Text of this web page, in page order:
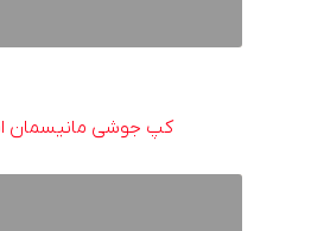
کپ جوشی مانیسمان